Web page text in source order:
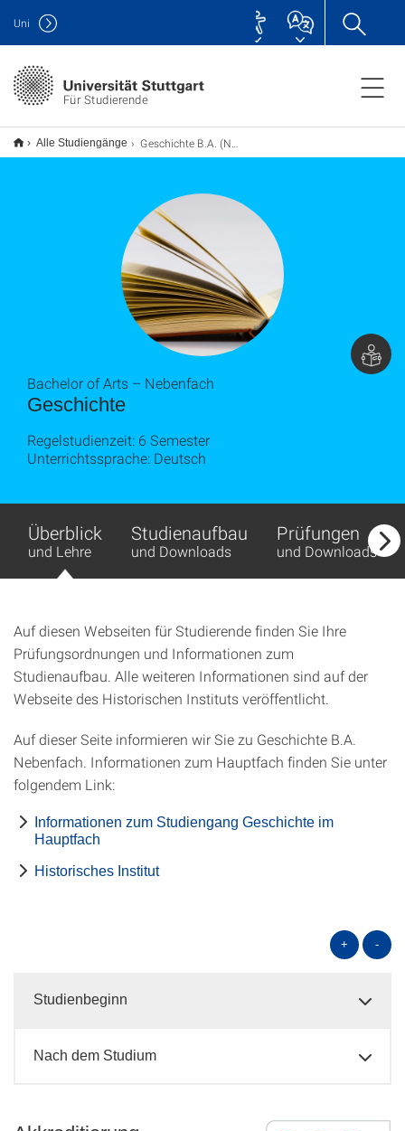
Für Studierende
Uni
Alle Studiengänge Geschichte B.A. (Nebenfach)
Geschichte
Bachelor of Arts – Nebenfach
Regelstudienzeit: 6 Semester
Unterrichtssprache: Deutsch
Überblick
und Lehre
Studienaufbau
und Downloads
Prüfungen
und Downloads
Auf diesen Webseiten für Studierende finden Sie Ihre
Prüfungsordnungen und Informationen zum
Studienaufbau. Alle weiteren Informationen sind auf der
Webseite des Historischen Instituts veröffentlicht.
Auf dieser Seite informieren wir Sie zu Geschichte B.A.
Nebenfach. Informationen zum Hauptfach finden Sie unter
folgendem Link:
Informationen zum Studiengang Geschichte im
Hauptfach
Historisches Institut
+ -
Studienbeginn
Nach dem Studium